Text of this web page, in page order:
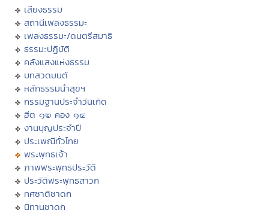
เสียงธรรม
สถานีเพลงธรรมะ
เพลงธรรมะ/ดนตรีสมาธิ
ธรรมะปฏิบัติ
คลังแสงแห่งธรรม
บทสวดมนต์
หลักธรรมนำสุขฯ
กรรมฐานประจำวันเกิด
ฮีต ๑๒ คอง ๑๔
งานบุญประจำปี
ประเพณีทั่วไทย
พระพุทธเจ้า
ภาพพระพุทธประวัติ
ประวัติพระพุทธสาวก
ทศชาติชาดก
นิทานชาดก